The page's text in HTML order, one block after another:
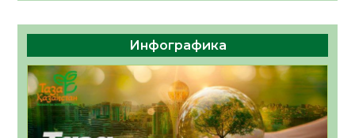
Инфографика